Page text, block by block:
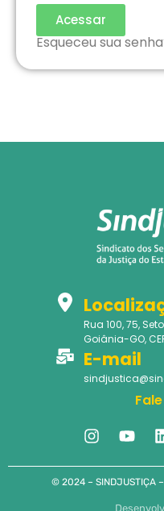
Acessar
Esqueceu sua
Rua 100, 75,
Goiânia-GO,
E-mail
© 2024 – SINDJUSTIÇA